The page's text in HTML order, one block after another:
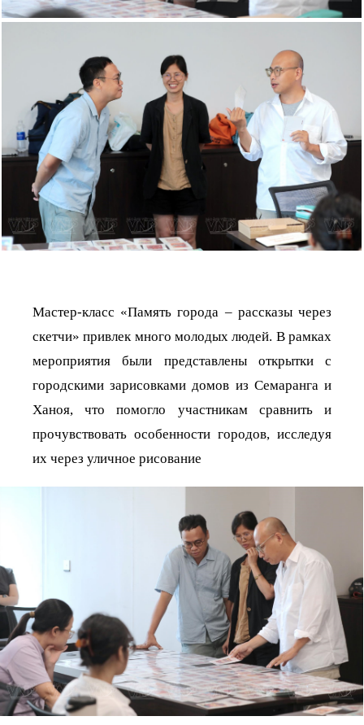
Мастер-класс «Память города – рассказы через
скетчи» привлек много молодых людей. В рамках
мероприятия были представлены открытки с
городскими зарисовками домов из Семаранга и
Ханоя, что помогло участникам сравнить и
прочувствовать особенности городов, исследуя
их через уличное рисование